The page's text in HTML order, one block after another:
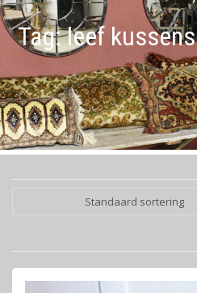
Tag:leef kussens
Standaard sortering